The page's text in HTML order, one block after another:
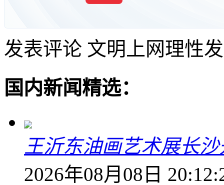
发表评论 文明上网理性
国内新闻精选：
王沂东油画艺术展长
2026年08月08日